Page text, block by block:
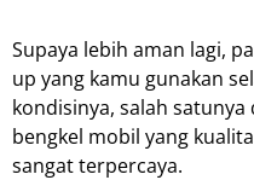
Supaya lebih aman lagi,
up yang kamu gunakan
kondisinya, salah satunya
bengkel mobil yang
sangat terpercaya.